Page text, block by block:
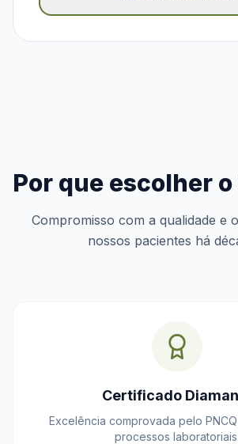
Por que escolher
Compromisso com a qualidade e
nossos pacientes há
Certificado
Excelência comprovada pelo
processos laboratoriais.